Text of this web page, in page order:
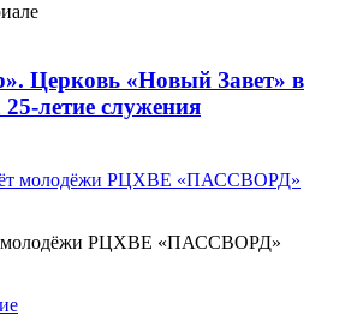
Церковь «Новый Завет» в
летие служения
молодёжи РЦХВЕ «ПАССВОРД»